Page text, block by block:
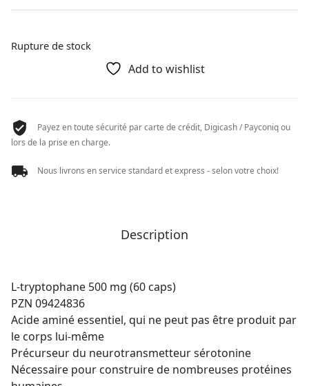
Rupture de stock
Add to wishlist
Payez en toute sécurité par carte de crédit, Digicash / Payconiq ou
lors de la prise en charge.
Nous livrons en service standard et express - selon votre choix!
Description
L-tryptophane 500 mg (60 caps)
PZN 09424836
Acide aminé essentiel, qui ne peut pas être produit par
le corps lui-même
Précurseur du neurotransmetteur sérotonine
Nécessaire pour construire de nombreuses protéines